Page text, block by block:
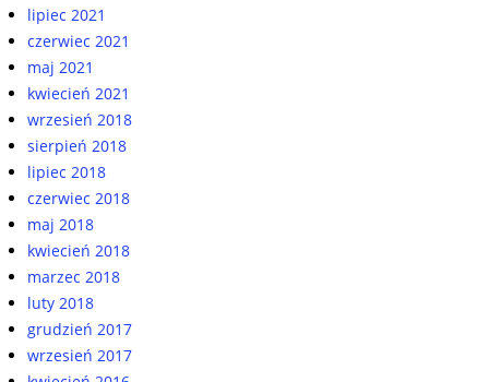
lipiec 2021
czerwiec 2021
maj 2021
kwiecień 2021
wrzesień 2018
sierpień 2018
lipiec 2018
czerwiec 2018
maj 2018
kwiecień 2018
marzec 2018
luty 2018
grudzień 2017
wrzesień 2017